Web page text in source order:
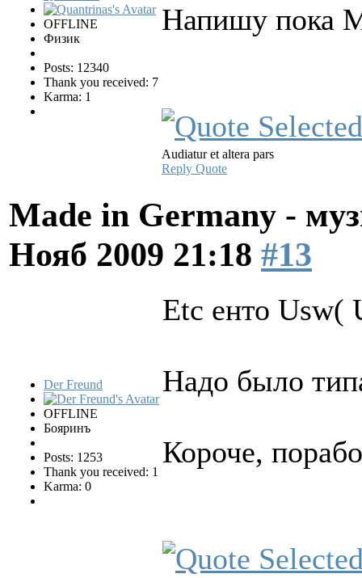
OFFLINE
Физик
Posts: 12340
Thank you received: 7
Karma: 1
Напишу пока
Audiatur et altera pars
Reply Quote
Made in Germany -
Нояб 2009 21:18 #13
Der Freund
OFFLINE
Бояринъ
Posts: 1253
Thank you received: 1
Karma: 0
Etc енто Usw(
Надо было
Короче,